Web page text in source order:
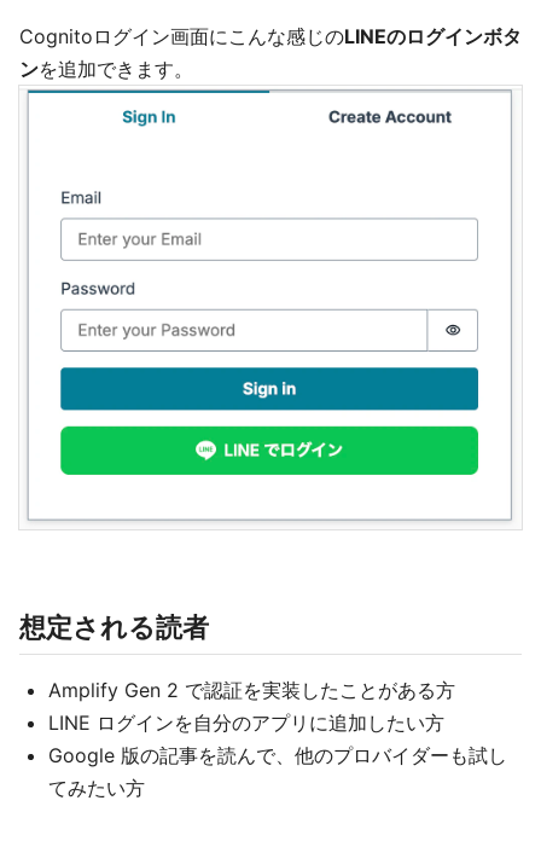
Cognitoログイン画面にこんな感じのLINEのログインボタ
ンを追加できます。
想定される読者
Amplify Gen 2 で認証を実装したことがある方
LINE ログインを自分のアプリに追加したい方
Google 版の記事を読んで、他のプロバイダーも試し
てみたい方